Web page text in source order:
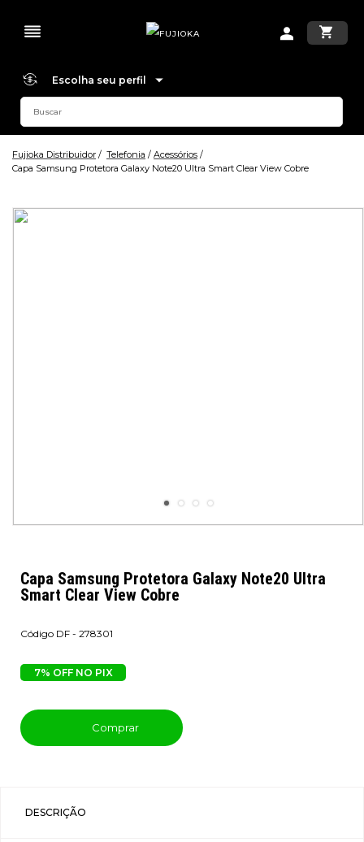
Escolha seu perfil
Fujioka Distribuidor Telefonia
Acessórios
Capa Samsung Protetora Galaxy Note20 Ultra Smart Clear View Cobre
Capa Samsung Protetora Galaxy Note20 Ultra
Smart Clear View Cobre
DF - 278301
7% OFF NO PIX
Comprar
DESCRIÇÃO